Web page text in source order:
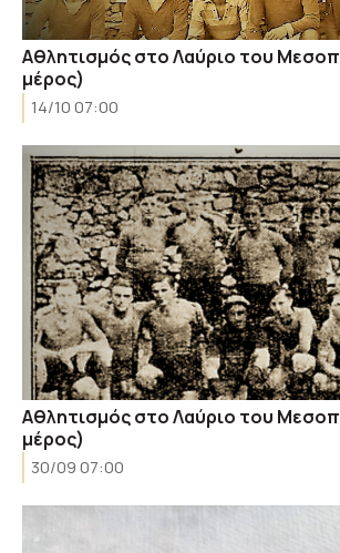
Αθλητισμός στο Λαύριο του
μέρος)
14/10 07:00
Αθλητισμός στο Λαύριο του
μέρος)
30/09 07:00